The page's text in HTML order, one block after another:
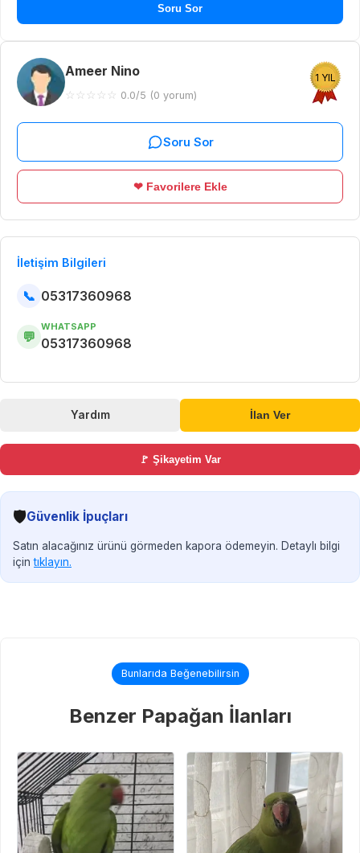
Soru Sor
Ameer Nino
☆ ☆ ☆ ☆ ☆ 0.0/5 (0 yorum)
1 YIL
Soru Sor
❤ Favorilere Ekle
İletişim Bilgileri
📞 05317360968
💬
WHATSAPP
05317360968
Yardım İlan Ver
🚩 Şikayetim Var
🛡️Güvenlik İpuçları
Satın alacağınız ürünü görmeden kapora ödemeyin. Detaylı bilgi
içintıklayın.
Bunlarıda Beğenebilirsin
Benzer Papağan İlanları